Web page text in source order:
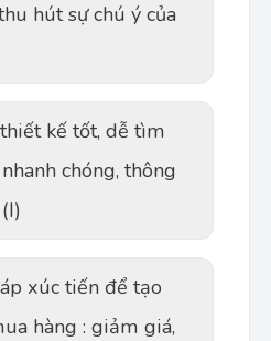
hút sự chú ý của
kế tốt, dễ tìm
chóng, thông
xúc tiến để tạo
hàng : giảm giá,